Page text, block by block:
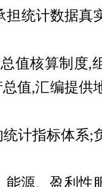
担统计数据真
值核算制度,
值,汇编提供
计指标体系;
源、盈利性